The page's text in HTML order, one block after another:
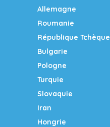
Allemagne
Roumanie
République Tchèque
Bulgarie
Pologne
Turquie
Slovaquie
Iran
Hongrie